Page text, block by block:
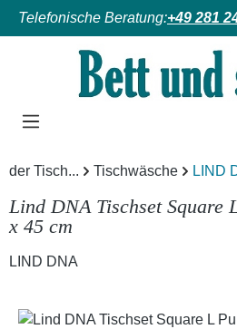
Zum Hauptinhalt springen
Telefonische Beratung:+49 281
der Tisch... Tischwäsche LIND
Lind DNA Tischset Square
x 45 cm
LIND DNA
Bildergalerie überspringen